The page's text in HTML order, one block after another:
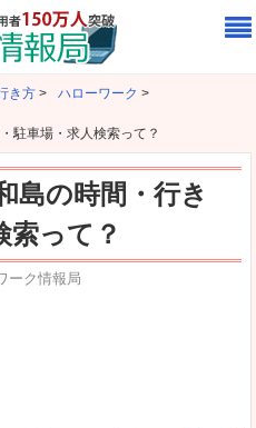
き方 > ハローワーク >
駐車場・求人検索って？
島の時間・行き
索って？
ーク情報局